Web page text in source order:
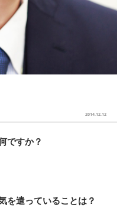
2014.12.12
ですか？
を遣っていることは？